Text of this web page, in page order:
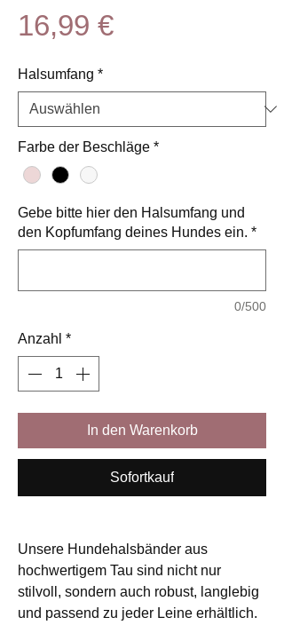
16,99 €Preis
Halsumfang *
Farbe der Beschläge *
Gebe bitte hier den Halsumfang und
den Kopfumfang deines Hundes ein. *
0/500
Anzahl *
In den Warenkorb
Sofortkauf
Unsere Hundehalsbänder aus
hochwertigem Tau sind nicht nur
stilvoll, sondern auch robust, langlebig
und passend zu jeder Leine erhältlich.